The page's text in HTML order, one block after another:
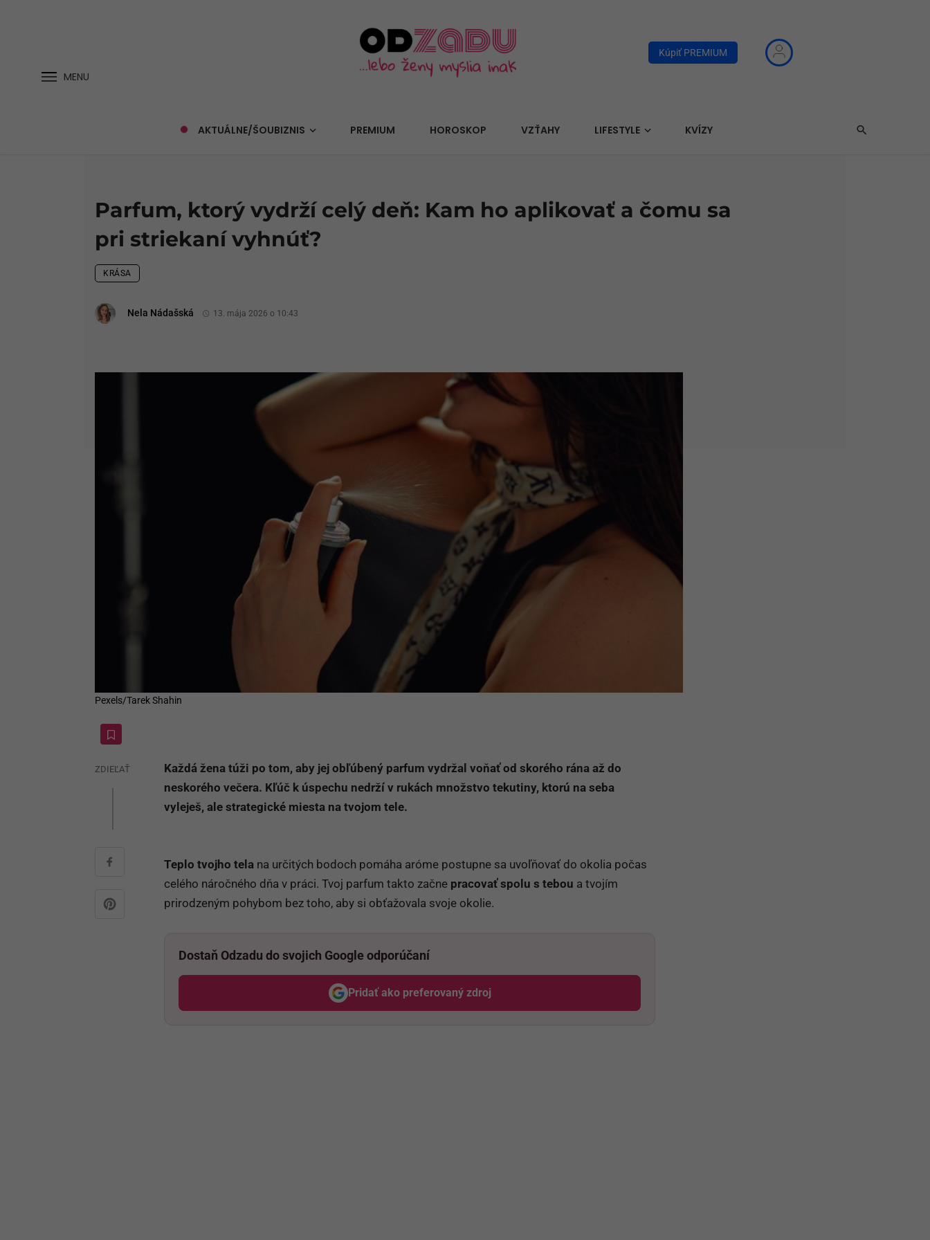
MENU
Kúpiť PREMIUM
AKTUÁLNE/ŠOUBIZNIS PREMIUM HOROSKOP VZŤAHY LIFESTYLE KVÍZY
Parfum, ktorý vydrží celý deň: Kam ho aplikovať a čomu sa
pri striekaní vyhnúť?
KRÁSA
Nela Nádašská 13. mája 2026 o 10:43
Pexels/Tarek Shahin
ZDIEĽAŤ
Každá žena túži po tom, aby jej obľúbený parfum vydržal voňať od skorého rána až do
neskorého večera. Kľúč k úspechu nedrží v rukách množstvo tekutiny, ktorú na seba
vyleješ, ale strategické miesta na tvojom tele.
Teplo tvojho tela na určitých bodoch pomáha aróme postupne sa uvoľňovať do okolia počas
celého náročného dňa v práci. Tvoj parfum takto začne pracovať spolu s tebou a tvojím
prirodzeným pohybom bez toho, aby si obťažovala svoje okolie.
Dostaň Odzadu do svojich Google odporúčaní
Pridať ako preferovaný zdroj
Odzadu, odkaz sa otvorí v novom okne